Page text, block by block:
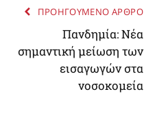
ΠΡΟΗΓΟΥΜΕΝΟ ΑΡΘΡΟ
Πανδημία: Νέα
σημαντική μείωση των
εισαγωγών στα
νοσοκομεία